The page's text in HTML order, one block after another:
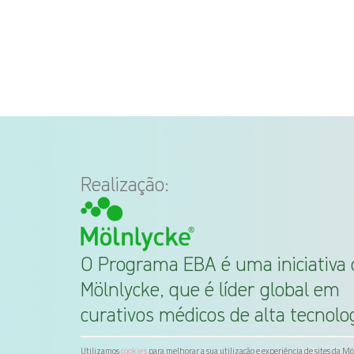
Realização:
O Programa EBA é uma iniciativa
Mölnlycke, que é líder global em
curativos médicos de alta
Utilizamoscookies para melhorar a sua utilização e experiência de sites da